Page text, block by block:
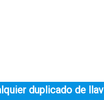
duplicado de